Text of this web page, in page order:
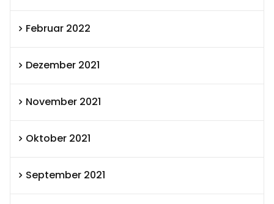
Februar 2022
Dezember 2021
November 2021
Oktober 2021
September 2021